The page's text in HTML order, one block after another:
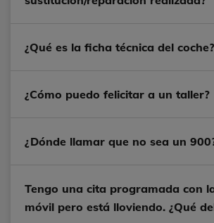
¿Qué es la ficha técnica del coche?
¿Cómo puedo felicitar a un taller?
¿Dónde llamar que no sea un
Tengo una cita programada con
móvil pero está lloviendo. ¿Qué